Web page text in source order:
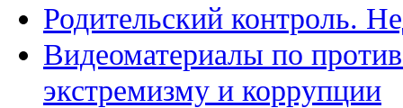
Родительский контроль.
Видеоматериалы по
экстремизму и коррупции